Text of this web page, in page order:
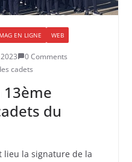
EN LIGNE WEB
0 Comments
cadets
13ème
du
lieu la signature de la